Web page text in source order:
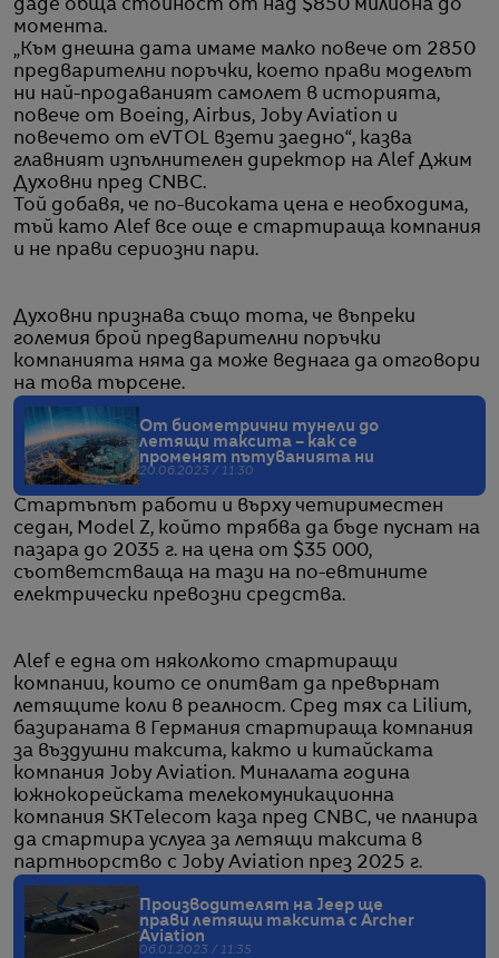
даде обща стойност от над $850 милиона до
момента.
„Към днешна дата имаме малко повече от 2850
предварителни поръчки, което прави моделът
ни най-продаваният самолет в историята,
повече от Boeing, Airbus, Joby Aviation и
повечето от eVTOL взети заедно“, казва
главният изпълнителен директор на Alef Джим
Духовни пред CNBC.
Той добавя, че по-високата цена е необходима,
тъй като Alef все още е стартираща компания
и не прави сериозни пари.
Духовни признава също тота, че въпреки
големия брой предварителни поръчки
компанията няма да може веднага да отговори
на това търсене.
От биометрични тунели до
летящи таксита – как се
променят пътуванията ни
20.06.2023 / 11:30
Стартъпът работи и върху четириместен
седан, Model Z, който трябва да бъде пуснат на
пазара до 2035 г. на цена от $35 000,
съответстваща на тази на по-евтините
електрически превозни средства.
Alef е една от няколкото стартиращи
компании, които се опитват да превърнат
летящите коли в реалност. Сред тях са Lilium,
базираната в Германия стартираща компания
за въздушни таксита, както и китайската
компания Joby Aviation. Миналата година
южнокорейската телекомуникационна
компания SKTelecom каза пред CNBC, че планира
да стартира услуга за летящи таксита в
партньорство с Joby Aviation през 2025 г.
Производителят на Jeep ще
прави летящи таксита с Archer
Aviation
06.01.2023 / 11:35